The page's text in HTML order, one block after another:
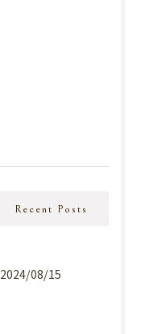
Recent Posts
2024/08/15